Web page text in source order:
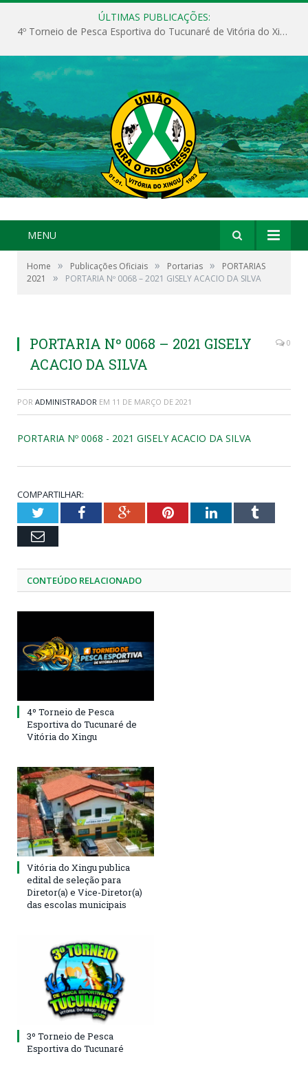
ÚLTIMAS PUBLICAÇÕES:
4º Torneio de Pesca Esportiva do Tucunaré de Vitória do Xingu
MENU
Home » Publicações Oficiais » Portarias »
PORTARIAS
2021
» PORTARIA Nº 0068 – 2021 GISELY ACACIO DA SILVA
PORTARIA Nº 0068 – 2021 GISELY
ACACIO DA SILVA
0
POR ADMINISTRADOR EM 11 DE MARÇO DE 2021
PORTARIA Nº 0068 - 2021 GISELY ACACIO DA SILVA
COMPARTILHAR:
TwitterFacebookGoogle+PinterestLinkedInTumblr
Email
CONTEÚDO RELACIONADO
4º Torneio de Pesca
Esportiva do Tucunaré de
Vitória do Xingu
Vitória do Xingu publica
edital de seleção para
Diretor(a) e Vice-Diretor(a)
das escolas municipais
3º Torneio de Pesca
Esportiva do Tucunaré